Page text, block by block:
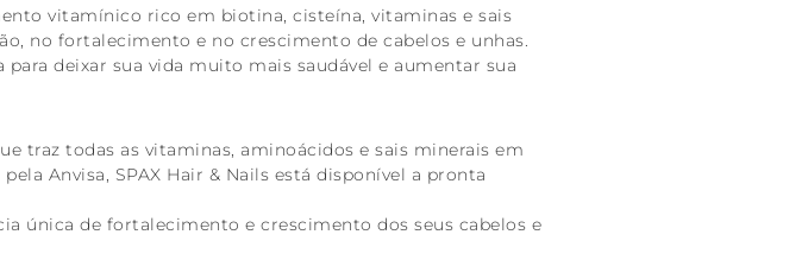
vitamínico rico em biotina, cisteína, vitaminas e sais
no fortalecimento e no crescimento de cabelos e unhas.
deixar sua vida muito mais saudável e aumentar sua
traz todas as vitaminas, aminoácidos e sais minerais em
Anvisa, SPAX Hair & Nails está disponível a pronta
única de fortalecimento e crescimento dos seus cabelos e